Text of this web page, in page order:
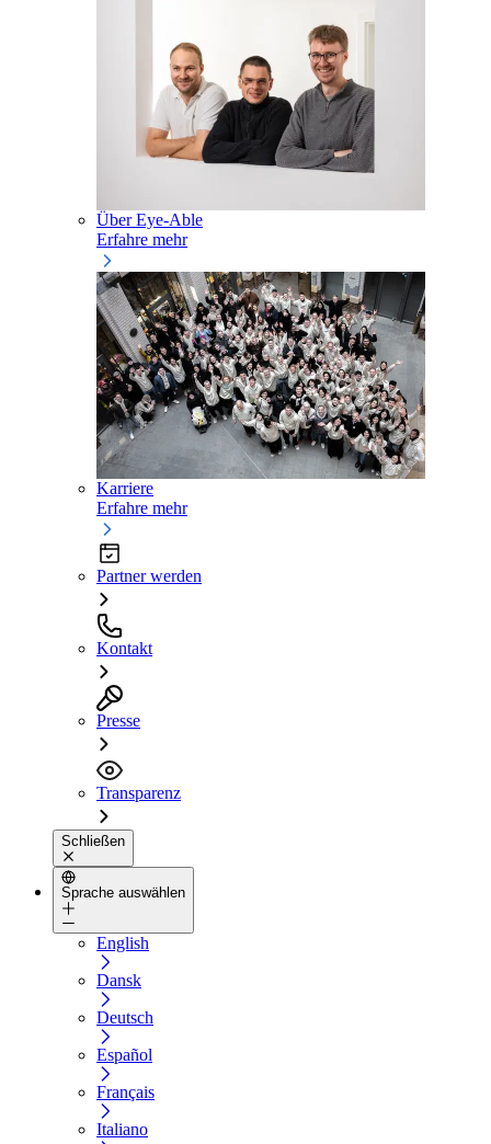
Über Eye-Able
Erfahre mehr
Karriere
Erfahre mehr
Partner werden
Kontakt
Presse
Transparenz
Schließen
Sprache auswählen
English
Dansk
Deutsch
Español
Français
Italiano